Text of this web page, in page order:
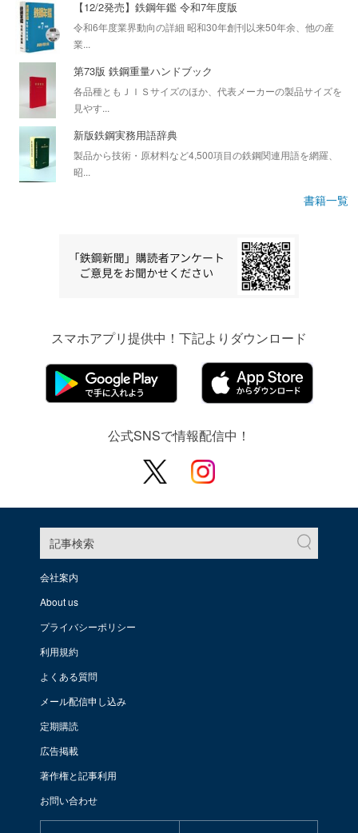
【12/2発売】鉄鋼年鑑 令和7年度版
令和6年度業界動向の詳細 昭和30年創刊以来50年余、他の産
業...
第73版 鉄鋼重量ハンドブック
各品種ともＪＩＳサイズのほか、代表メーカーの製品サイズを
見やす...
新版鉄鋼実務用語辞典
製品から技術・原材料など4,500項目の鉄鋼関連用語を網羅、
昭...
書籍一覧
スマホアプリ提供中！下記よりダウンロード
公式SNSで情報配信中！
記事検索
会社案内
About us
プライバシーポリシー
利用規約
よくある質問
メール配信申し込み
定期購読
広告掲載
著作権と記事利用
お問い合わせ